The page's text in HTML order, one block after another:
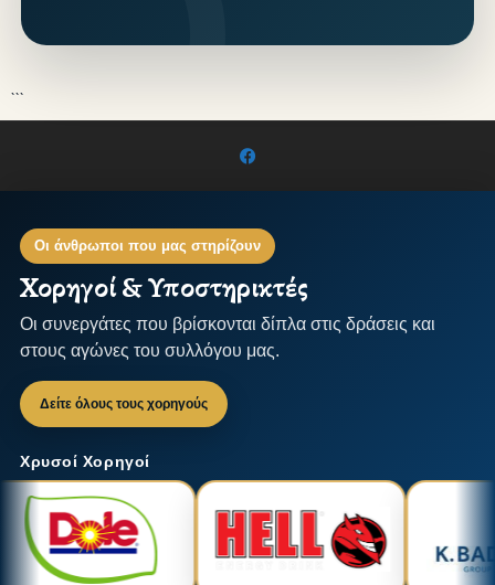
```
Οι άνθρωποι που μας στηρίζουν
Χορηγοί & Υποστηρικτές
Οι συνεργάτες που βρίσκονται δίπλα στις δράσεις και
στους αγώνες του συλλόγου μας.
Δείτε όλους τους χορηγούς
Χρυσοί Χορηγοί